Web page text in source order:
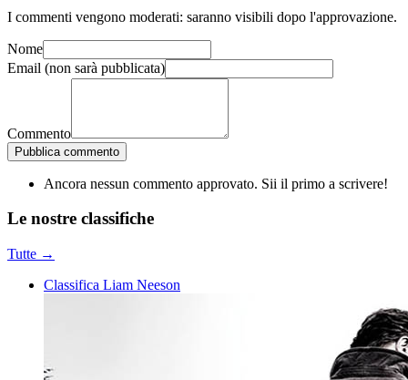
I commenti vengono moderati: saranno visibili dopo l'approvazione.
Nome
Email (non sarà pubblicata)
Commento
Pubblica commento
Ancora nessun commento approvato. Sii il primo a scrivere!
Le nostre classifiche
Tutte →
Classifica Liam Neeson